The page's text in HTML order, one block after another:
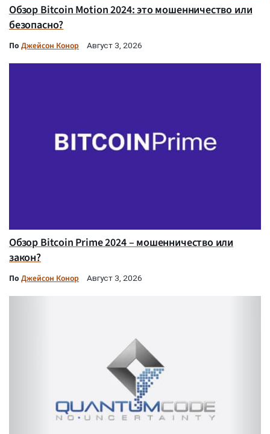
Обзор Bitcoin Motion 2024: это мошенничество или
безопасно?
По Джейсон Конор Август 3, 2026
Обзор Bitcoin Prime 2024 – мошенничество или
закон?
По Джейсон Конор Август 3, 2026